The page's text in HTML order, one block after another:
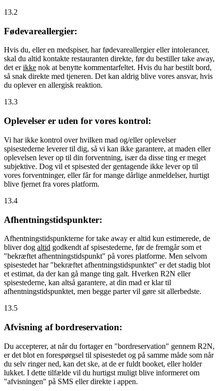
13.2
Fødevareallergier:
Hvis du, eller en medspiser, har fødevareallergier eller intolerancer,
skal du altid kontakte restauranten direkte, før du bestiller take away,
det erikke nok at benytte kommentarfeltet. Hvis du har bestilt bord,
så snak direkte med tjeneren. Det kan aldrig blive vores ansvar, hvis
du oplever en allergisk reaktion.
13.3
Oplevelser er uden for vores kontrol:
Vi har ikke kontrol over hvilken mad og/eller oplevelser
spisestederne leverer til dig, så vi kan ikke garantere, at maden eller
oplevelsen lever op til din forventning, især da disse ting er meget
subjektive. Dog vil et spisested der gentagende ikke lever op til
vores forventninger, eller får for mange dårlige anmeldelser, hurtigt
blive fjernet fra vores platform.
13.4
Afhentningstidspunkter:
Afhentningstidspunkterne for take away er altid kun estimerede, de
bliver dog altid godkendt af spisestederne, før de fremgår som et
"bekræftet afhentningstidspunkt" på vores platforme. Men selvom
spisestedet har "bekræftet afhentningstidspunktet" er det stadig blot
et estimat, da der kan gå mange ting galt. Hverken R2N eller
spisestederne, kan altså garantere, at din mad er klar til
afhentningstidspunktet, men begge parter vil gøre sit allerbedste.
13.5
Afvisning af bordreservation:
Du accepterer, at når du fortager en "bordreservation" gennem R2N,
er det blot en forespørgsel til spisestedet og på samme måde som når
du selv ringer ned, kan det ske, at de er fuldt booket, eller holder
lukket. I dette tilfælde vil du hurtigst muligt blive informeret om
"afvisningen" på SMS eller direkte i appen.